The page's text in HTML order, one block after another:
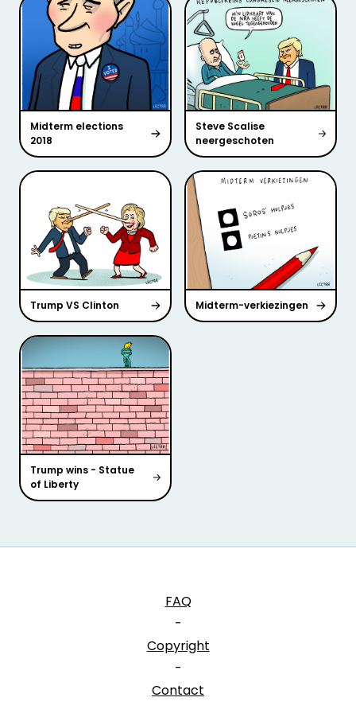
Midterm elections
2018
Steve Scalise
neergeschoten
Trump VS Clinton Midterm-verkiezingen
Trump wins - Statue
of Liberty
FAQ
-
Copyright
-
Contact